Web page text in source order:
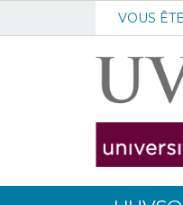
VOUS